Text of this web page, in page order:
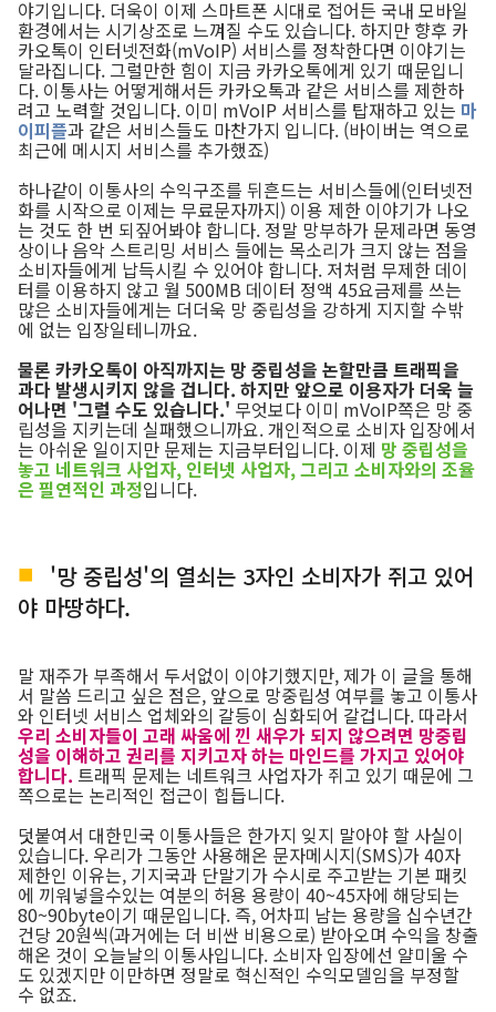
야기입니다. 더욱이 이제 스마트폰 시대로 접어든 국내 모바일
환경에서는 시기상조로 느껴질 수도 있습니다. 하지만 향후 카
카오톡이 인터넷전화(mVoIP) 서비스를 정착한다면 이야기는
달라집니다. 그럴만한 힘이 지금 카카오톡에게 있기 때문입니
다. 이통사는 어떻게해서든 카카오톡과 같은 서비스를 제한하
려고 노력할 것입니다. 이미 mVoIP 서비스를 탑재하고 있는 마
이피플과 같은 서비스들도 마찬가지 입니다. (바이버는 역으로
최근에 메시지 서비스를 추가했죠)
하나같이 이통사의 수익구조를 뒤흔드는 서비스들에(인터넷전
화를 시작으로 이제는 무료문자까지) 이용 제한 이야기가 나오
는 것도 한 번 되짚어봐야 합니다. 정말 망부하가 문제라면 동영
상이나 음악 스트리밍 서비스 들에는 목소리가 크지 않는 점을
소비자들에게 납득시킬 수 있어야 합니다. 저처럼 무제한 데이
터를 이용하지 않고 월 500MB 데이터 정액 45요금제를 쓰는
많은 소비자들에게는 더더욱 망 중립성을 강하게 지지할 수밖
에 없는 입장일테니까요.
물론 카카오톡이 아직까지는 망 중립성을 논할만큼 트래픽을
과다 발생시키지 않을 겁니다. 하지만 앞으로 이용자가 더욱 늘
어나면 '그럴 수도 있습니다.' 무엇보다 이미 mVoIP쪽은 망 중
립성을 지키는데 실패했으니까요. 개인적으로 소비자 입장에서
는 아쉬운 일이지만 문제는 지금부터입니다. 이제 망 중립성을
놓고 네트워크 사업자, 인터넷 사업자, 그리고 소비자와의 조율
은 필연적인 과정입니다.
'망 중립성'의 열쇠는 3자인 소비자가 쥐고 있어
야 마땅하다.
말 재주가 부족해서 두서없이 이야기했지만, 제가 이 글을 통해
서 말씀 드리고 싶은 점은, 앞으로 망중립성 여부를 놓고 이통사
와 인터넷 서비스 업체와의 갈등이 심화되어 갈겁니다. 따라서
우리 소비자들이 고래 싸움에 낀 새우가 되지 않으려면 망중립
성을 이해하고 권리를 지키고자 하는 마인드를 가지고 있어야
합니다. 트래픽 문제는 네트워크 사업자가 쥐고 있기 때문에 그
쪽으로는 논리적인 접근이 힙듭니다.
덧붙여서 대한민국 이통사들은 한가지 잊지 말아야 할 사실이
있습니다. 우리가 그동안 사용해온 문자메시지(SMS)가 40자
제한인 이유는, 기지국과 단말기가 수시로 주고받는 기본 패킷
에 끼워넣을수있는 여분의 허용 용량이 40~45자에 해당되는
80~90byte이기 때문입니다. 즉, 어차피 남는 용량을 십수년간
건당 20원씩(과거에는 더 비싼 비용으로) 받아오며 수익을 창출
해온 것이 오늘날의 이통사입니다. 소비자 입장에선 얄미울 수
도 있겠지만 이만하면 정말로 혁신적인 수익모델임을 부정할
수 없죠.